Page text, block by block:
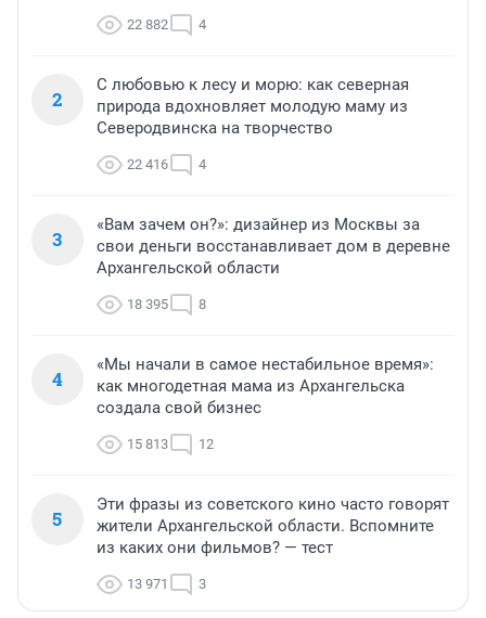
22 882 4
2
С любовью к лесу и морю: как северная
природа вдохновляет молодую маму из
Северодвинска на творчество
22 416 4
3
«Вам зачем он?»: дизайнер из Москвы за
свои деньги восстанавливает дом в деревне
Архангельской области
18 395 8
4
«Мы начали в самое нестабильное время»:
как многодетная мама из Архангельска
создала свой бизнес
15 813 12
5
Эти фразы из советского кино часто говорят
жители Архангельской области. Вспомните
из каких они фильмов? — тест
13 971 3